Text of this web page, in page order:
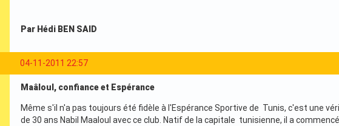
Par Hédi BEN SAID
04-11-2011 22:57
Maâloul, confiance et Espérance
Même s'il n'a pas toujours été fidèle à l'Espérance Sportive de Tunis, c'est une
de 30 ans Nabil Maaloul avec ce club. Natif de la capitale tunisienne, il a